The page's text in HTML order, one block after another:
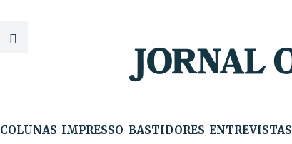
COLUNAS IMPRESSO BASTIDORES ENTREVISTAS